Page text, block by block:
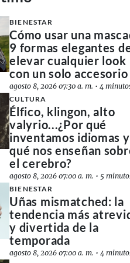
BIENESTAR
Cómo usar una
9 formas elegantes
elevar cualquier look
con un solo accesorio
agosto 8, 2026 07:30 a. m. •4 minutos de
CULTURA
Élfico, klingon, alto
valyrio...¿Por qué
inventamos idiomas y
qué nos enseñan
el cerebro?
agosto 8, 2026 07:00 a. m. • 5 minutos de
BIENESTAR
Uñas mismatched: la
tendencia más
y divertida de la
temporada
agosto 8, 2026 07:00 a. m. •4 minutos de